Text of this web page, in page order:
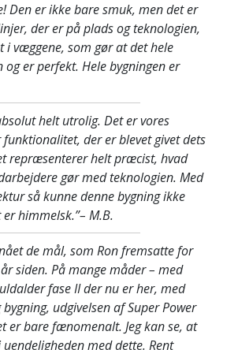
Den er ikke bare smuk, men det er
der er på plads og teknologien,
i væggene, som gør at det hele
og er perfekt. Hele bygningen er
helt utrolig. Det er vores
der er blevet givet dets
repræsenterer helt præcist, hvad
gør med teknologien. Med
så kunne denne bygning ikke
himmelsk.”– M.B.
de mål, som Ron fremsatte for
siden. På mange måder – med
fase II der nu er her, med
udgivelsen af Super Power
er bare fænomenalt. Jeg kan se, at
med dette. Rent